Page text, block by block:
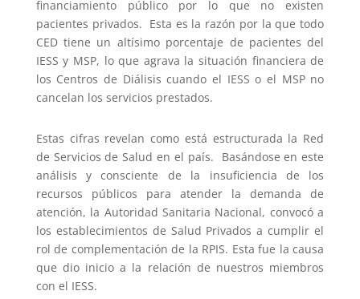
financiamiento público por lo que no existen
pacientes privados. Esta es la razón por la que todo
CED tiene un altísimo porcentaje de pacientes del
IESS y MSP, lo que agrava la situación financiera de
los Centros de Diálisis cuando el IESS o el MSP no
cancelan los servicios prestados.
Estas cifras revelan como está estructurada la Red
de Servicios de Salud en el país. Basándose en este
análisis y consciente de la insuficiencia de los
recursos públicos para atender la demanda de
atención, la Autoridad Sanitaria Nacional, convocó a
los establecimientos de Salud Privados a cumplir el
rol de complementación de la RPIS. Esta fue la causa
que dio inicio a la relación de nuestros miembros
con el IESS.